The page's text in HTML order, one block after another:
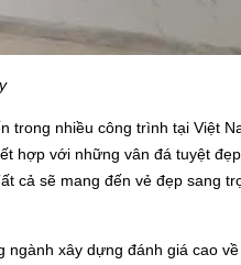
nhiều công trình tại Việt
hợp với những vân đá tuyệt
cả sẽ mang đến vẻ đẹp sang
xây dựng đánh giá cao